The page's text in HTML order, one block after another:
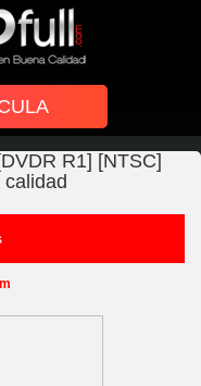
R1] [NTSC]